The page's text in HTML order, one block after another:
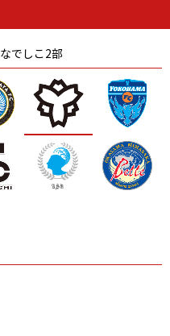
石人の星
静岡 愛媛Ｌ
なでしこ2部